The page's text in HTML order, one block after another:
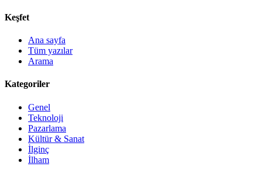
Keşfet
Ana sayfa
Tüm yazılar
Arama
Kategoriler
Genel
Teknoloji
Pazarlama
Kültür & Sanat
İlginç
İlham